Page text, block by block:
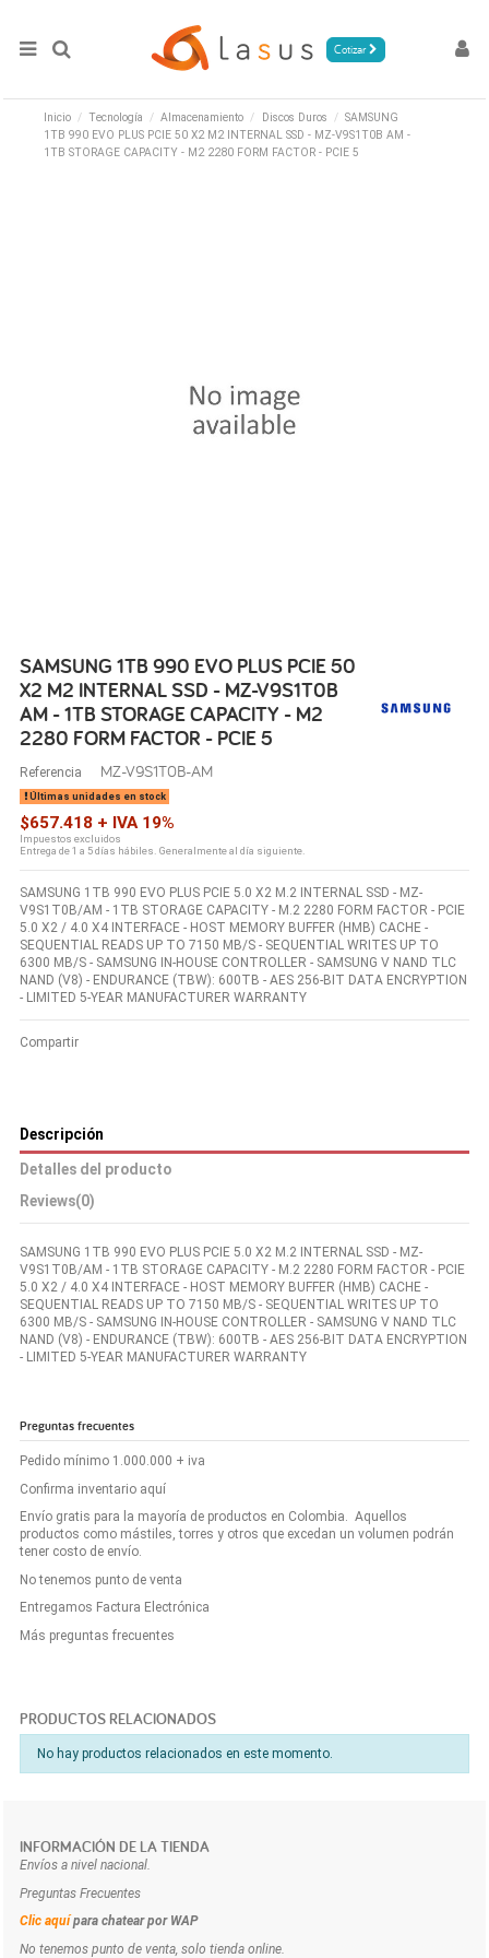
Cotizar
Inicio Tecnología Almacenamiento Discos Duros
SAMSUNG
1TB 990 EVO PLUS PCIE 50 X2 M2 INTERNAL SSD - MZ-V9S1T0B AM -
1TB STORAGE CAPACITY - M2 2280 FORM FACTOR - PCIE 5
SAMSUNG 1TB 990 EVO PLUS PCIE 50
X2 M2 INTERNAL SSD - MZ-V9S1T0B
AM - 1TB STORAGE CAPACITY - M2
2280 FORM FACTOR - PCIE 5
Referencia MZ-V9S1T0B-AM
Últimas unidades en stock
$657.418 + IVA 19%
Impuestos excluidos
Entrega de 1 a 5 días hábiles. Generalmente al día siguiente.
SAMSUNG 1TB 990 EVO PLUS PCIE 5.0 X2 M.2 INTERNAL SSD - MZ-
V9S1T0B/AM - 1TB STORAGE CAPACITY - M.2 2280 FORM FACTOR - PCIE
5.0 X2 / 4.0 X4 INTERFACE - HOST MEMORY BUFFER (HMB) CACHE -
SEQUENTIAL READS UP TO 7150 MB/S - SEQUENTIAL WRITES UP TO
6300 MB/S - SAMSUNG IN-HOUSE CONTROLLER - SAMSUNG V NAND TLC
NAND (V8) - ENDURANCE (TBW): 600TB - AES 256-BIT DATA ENCRYPTION
- LIMITED 5-YEAR MANUFACTURER WARRANTY
Compartir
Descripción
Detalles del producto
Reviews(0)
SAMSUNG 1TB 990 EVO PLUS PCIE 5.0 X2 M.2 INTERNAL SSD - MZ-
V9S1T0B/AM - 1TB STORAGE CAPACITY - M.2 2280 FORM FACTOR - PCIE
5.0 X2 / 4.0 X4 INTERFACE - HOST MEMORY BUFFER (HMB) CACHE -
SEQUENTIAL READS UP TO 7150 MB/S - SEQUENTIAL WRITES UP TO
6300 MB/S - SAMSUNG IN-HOUSE CONTROLLER - SAMSUNG V NAND TLC
NAND (V8) - ENDURANCE (TBW): 600TB - AES 256-BIT DATA ENCRYPTION
- LIMITED 5-YEAR MANUFACTURER WARRANTY
Preguntas frecuentes
Pedido mínimo 1.000.000 + iva
Confirma inventario aquí
Envío gratis para la mayoría de productos en Colombia. Aquellos
productos como mástiles, torres y otros que excedan un volumen podrán
tener costo de envío.
No tenemos punto de venta
Entregamos Factura Electrónica
Más preguntas frecuentes
PRODUCTOS RELACIONADOS
No hay productos relacionados en este momento.
INFORMACIÓN DE LA TIENDA
Envíos a nivel nacional.
Preguntas Frecuentes
Clic aquí para chatear por WAP
No tenemos punto de venta, solo tienda online.